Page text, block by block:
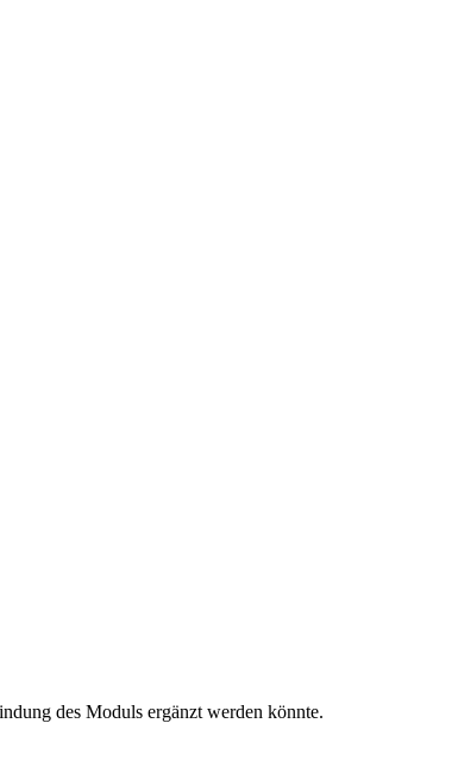
des Moduls ergänzt werden könnte.